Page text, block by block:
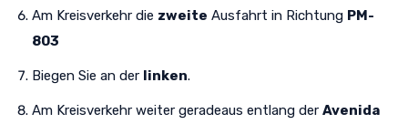
Am Kreisverkehr die zweite Ausfahrt in Richtung PM-
803
Biegen Sie an der linken.
Am Kreisverkehr weiter geradeaus entlang der Avenida